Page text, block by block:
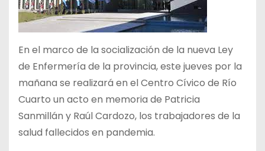
En el marco de la socialización de la nueva Ley
de Enfermería de la provincia, este jueves por la
mañana se realizará en el Centro Cívico de Río
Cuarto un acto en memoria de Patricia
Sanmillán y Raúl Cardozo, los trabajadores de la
salud fallecidos en pandemia.